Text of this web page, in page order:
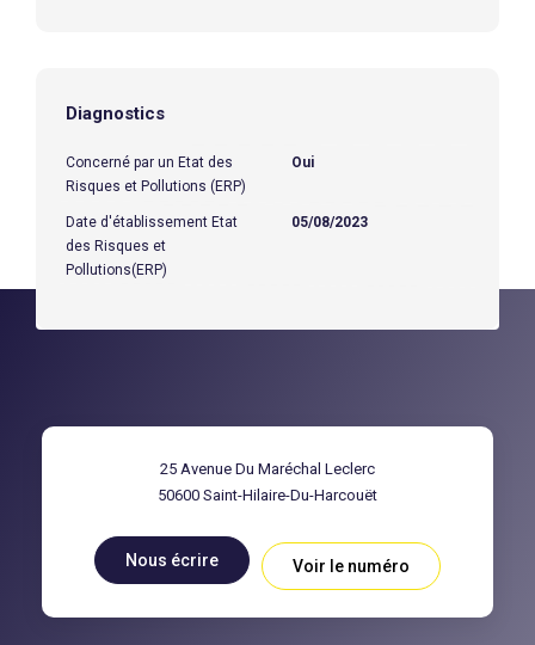
Diagnostics
Concerné par un Etat des
Risques et Pollutions (ERP)
Oui
Date d'établissement Etat
des Risques et
Pollutions(ERP)
05/08/2023
25 Avenue Du Maréchal Leclerc
50600 Saint-Hilaire-Du-Harcouët
Nous écrire Voir le numéro